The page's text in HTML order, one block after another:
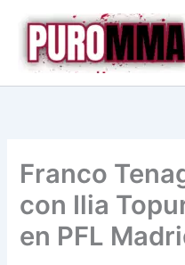
contenido
Franco
con Ilia
en PFL